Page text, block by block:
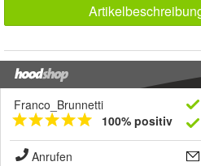
Franco_Brunnetti
100% positiv
Anrufen